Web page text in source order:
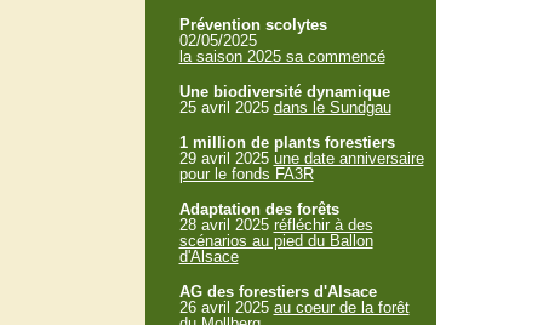
Prévention scolytes
02/05/2025
la saison 2025 sa commencé
Une biodiversité dynamique
25 avril 2025 dans le Sundgau
1 million de plants forestiers
29 avril 2025 une date anniversaire
pour le fonds FA3R
Adaptation des forêts
28 avril 2025 réfléchir à des
scénarios au pied du Ballon
d'Alsace
AG des forestiers d'Alsace
26 avril 2025 au coeur de la forêt